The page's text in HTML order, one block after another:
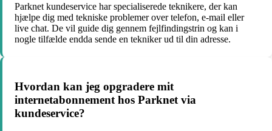
Parknet kundeservice har specialiserede teknikere, der kan
hjælpe dig med tekniske problemer over telefon, e-mail eller
live chat. De vil guide dig gennem fejlfindingstrin og kan i
nogle tilfælde endda sende en tekniker ud til din adresse.
Hvordan kan jeg opgradere mit
internetabonnement hos Parknet via
kundeservice?